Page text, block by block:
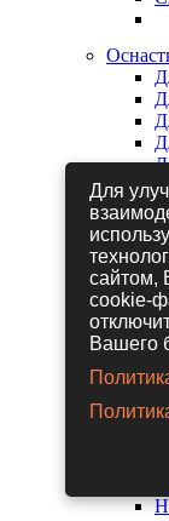
Для
сайтом,
cookie-
Вашего